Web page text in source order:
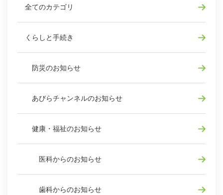
全てのカテゴリ
くらしと手続き
防災のお知らせ
あびらチャンネルのお知らせ
健康・福祉のお知らせ
医科からのお知らせ
歯科からのお知らせ